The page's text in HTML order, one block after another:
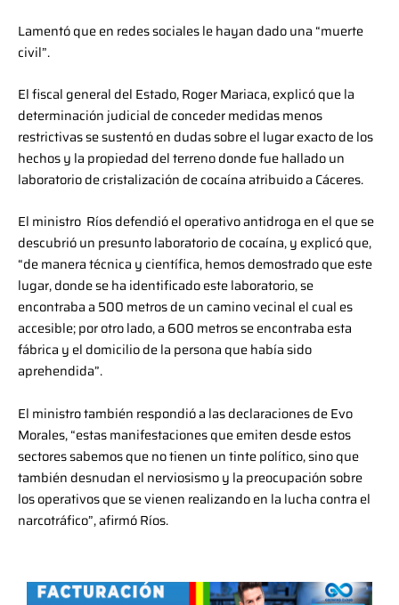
Lamentó que en redes sociales le hayan dado una “muerte
civil”.
El fiscal general del Estado, Roger Mariaca, explicó que la
determinación judicial de conceder medidas menos
restrictivas se sustentó en dudas sobre el lugar exacto de los
hechos y la propiedad del terreno donde fue hallado un
laboratorio de cristalización de cocaína atribuido a Cáceres.
El ministro Ríos defendió el operativo antidroga en el que se
descubrió un presunto laboratorio de cocaína, y explicó que,
“de manera técnica y científica, hemos demostrado que este
lugar, donde se ha identificado este laboratorio, se
encontraba a 500 metros de un camino vecinal el cual es
accesible; por otro lado, a 600 metros se encontraba esta
fábrica y el domicilio de la persona que había sido
aprehendida”.
El ministro también respondió a las declaraciones de Evo
Morales, “estas manifestaciones que emiten desde estos
sectores sabemos que no tienen un tinte político, sino que
también desnudan el nerviosismo y la preocupación sobre
los operativos que se vienen realizando en la lucha contra el
narcotráfico”, afirmó Ríos.